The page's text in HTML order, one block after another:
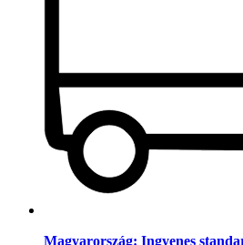
Magyarország: Ingyenes